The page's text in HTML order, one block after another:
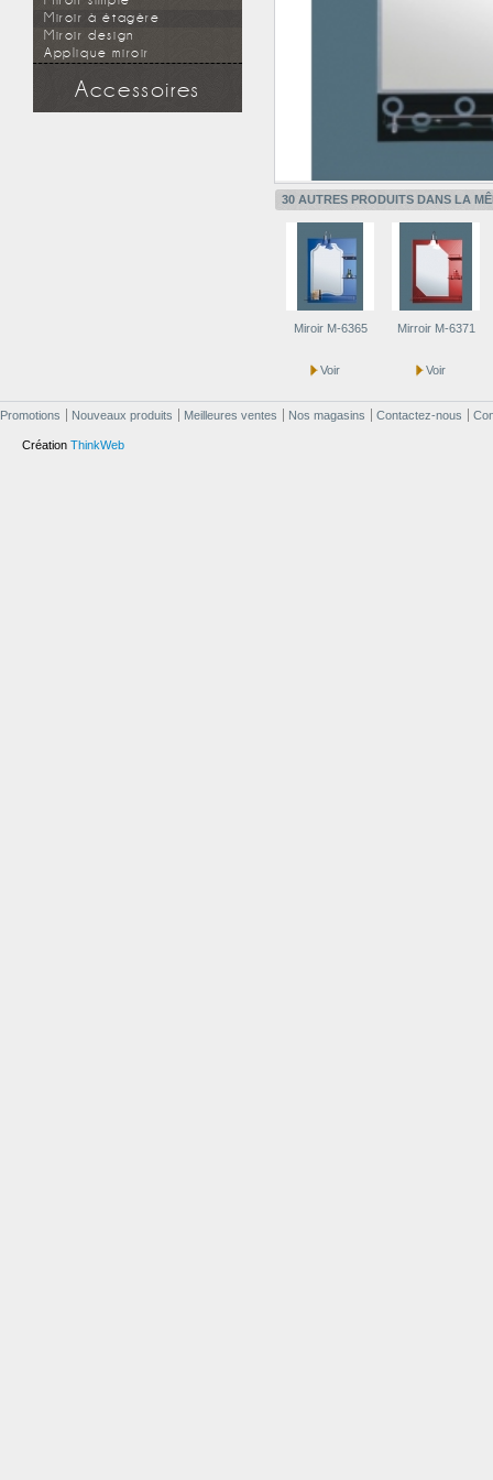
Miroir à étagère
Miroir design
Applique miroir
Accessoires
30 AUTRES PRODUITS DANS LA
Miroir M-6365
Voir
Mirroir M-6371
Voir
Promotions Nouveaux produits Meilleures ventes Nos magasins Contactez-nous
Création ThinkWeb